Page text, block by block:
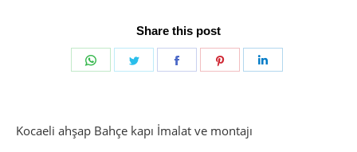
Share this post
Share
Share
Share
Share
Kocaeli ahşap Bahçe kapı İmalat ve montajı